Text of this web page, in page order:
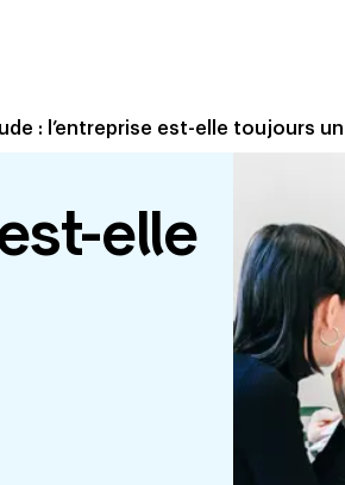
: l’entreprise est-elle toujours
elle